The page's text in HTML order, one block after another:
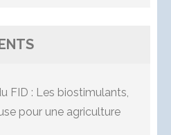
FID : Les biostimulants,
pour une agriculture